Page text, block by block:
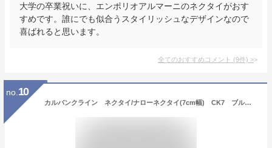
大学の卒業祝いに、エンポリオアルマーニのネクタイがおす
すめです。誰にでも似合うスタイリッシュなデザインなので
喜ばれると思います。
全てのおすすめコメント (9件) >
no. 10
カルバンクライン ネクタイ/ナローネクタイ(7cm幅) CK7 ブルーグレー【Calvin Klein・カルバンクラインネクタイ・ブランドネクタイ】【ギフト・バースデー・成人祝い・入社祝い】【プレゼント・バレンタイン・クリスマス】【父の日・高級・高品質】